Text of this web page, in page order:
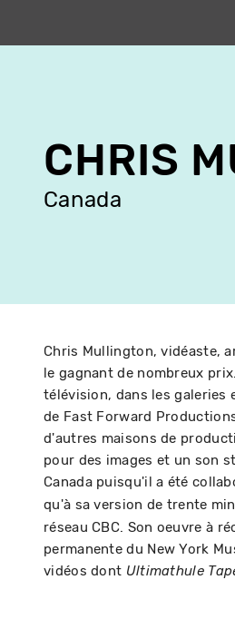
CHRIS
Canada
Chris Mullington, vidéaste,
le gagnant de nombreux
télévision, dans les galeries
de Fast Forward
d'autres maisons de
pour des images et un son
Canada puisqu'il a été
qu'à sa version de trente
réseau CBC. Son oeuvre à
permanente du New York
vidéos dont Ultimathule